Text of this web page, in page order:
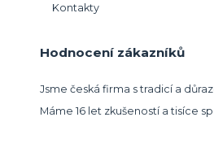
Kontakty
Hodnocení zákazníků
Jsme česká firma s tradicí a
Máme 16 let zkušeností a tisíce